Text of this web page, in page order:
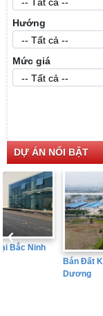
Hướng
Mức giá
DỰ ÁN NỔI BẬT
Bán Đất Khu Công